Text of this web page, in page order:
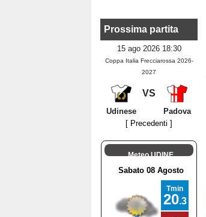
Prossima partita
15 ago 2026 18:30
Coppa Italia Frecciarossa 2026-
2027
VS
Udinese
Padova
[ Precedenti ]
Meteo UDINE